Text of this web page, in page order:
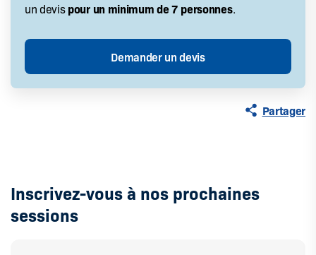
un devispour un minimum de 7 personnes.
Partager
Inscrivez-vous à nos prochaines
sessions